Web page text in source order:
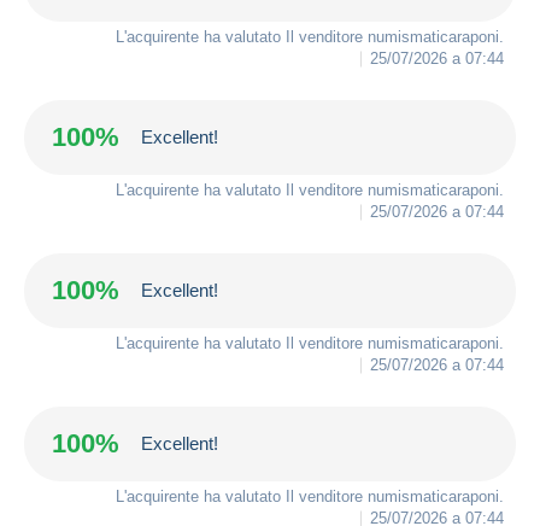
L'acquirente ha valutato Il venditore numismaticaraponi
25/07/2026 a 07:44
100% Excellent!
L'acquirente ha valutato Il venditore numismaticaraponi
25/07/2026 a 07:44
100% Excellent!
L'acquirente ha valutato Il venditore numismaticaraponi
25/07/2026 a 07:44
100% Excellent!
L'acquirente ha valutato Il venditore numismaticaraponi
25/07/2026 a 07:44